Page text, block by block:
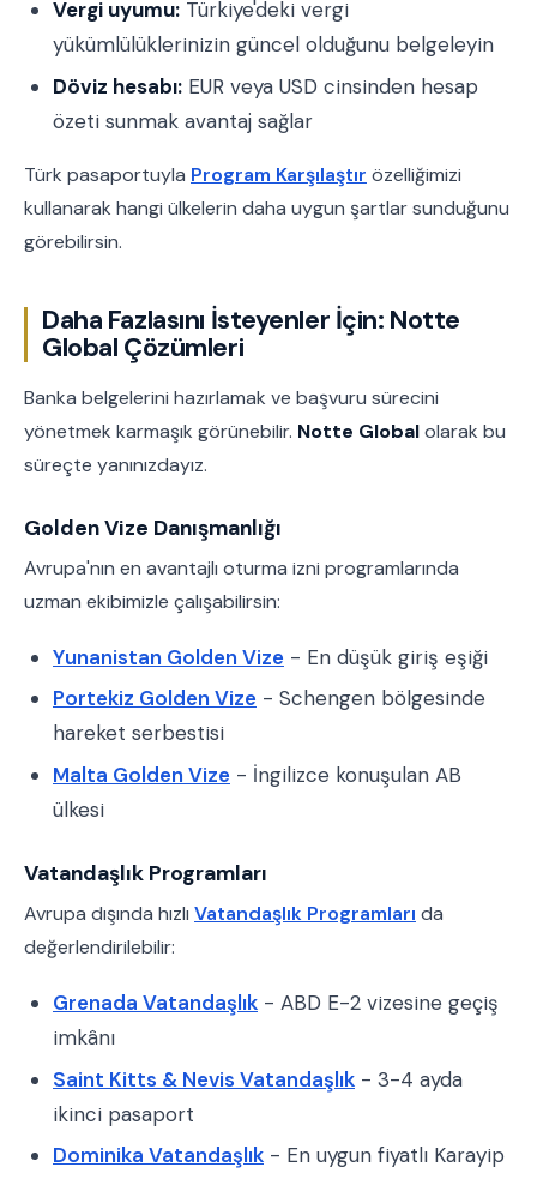
Vergi uyumu: Türkiye'deki vergi
yükümlülüklerinizin güncel olduğunu belgeleyin
Döviz hesabı: EUR veya USD cinsinden hesap
özeti sunmak avantaj sağlar
Türk pasaportuyla Program Karşılaştır özelliğimizi
kullanarak hangi ülkelerin daha uygun şartlar sunduğunu
görebilirsin.
Daha Fazlasını İsteyenler İçin: Notte
Global Çözümleri
Banka belgelerini hazırlamak ve başvuru sürecini
yönetmek karmaşık görünebilir. Notte Globalolarak bu
süreçte yanınızdayız.
Golden Vize Danışmanlığı
Avrupa'nın en avantajlı oturma izni programlarında
uzman ekibimizle çalışabilirsin:
Yunanistan Golden Vize - En düşük giriş eşiği
Portekiz Golden Vize - Schengen bölgesinde
hareket serbestisi
Malta Golden Vize - İngilizce konuşulan AB
ülkesi
Vatandaşlık Programları
Avrupa dışında hızlı Vatandaşlık Programları da
değerlendirilebilir:
Grenada Vatandaşlık - ABD E-2 vizesine geçiş
imkânı
Saint Kitts & Nevis Vatandaşlık - 3-4 ayda
ikinci pasaport
Dominika Vatandaşlık - En uygun fiyatlı Karayip